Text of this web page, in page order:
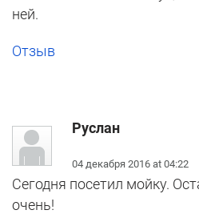
ней.
Отзыв
Руслан
04 декабря 2016 at 04:22
Сегодня посетил мойку.
очень!